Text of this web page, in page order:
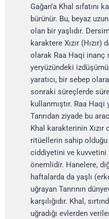
Gağan’a Khal sıfatını
bürünür. Bu, beyaz
olan bir yaşlıdır.
karaktere Xızır (Hızır)
olarak Raa Haqi inanç
yeryüzündeki
yaratıcı, bir sebep
sonraki süreçlerde
kullanmıştır. Raa
Tanrıdan ziyade bu
Khal karakterinin
ritüellerin sahip olduğu
ciddiyetini ve kuvvetini
önemlidir. Hanelere,
haftalarda da yaşlı
uğrayan Tanrının
karşılığıdır. Khal,
uğradığı evlerden